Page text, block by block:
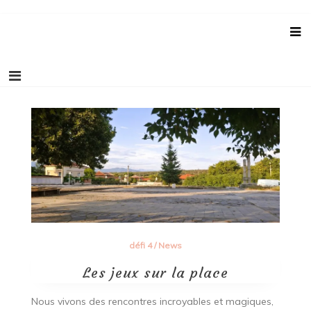
défi 4/ News
Les jeux sur la place
Nous vivons des rencontres incroyables et magiques,